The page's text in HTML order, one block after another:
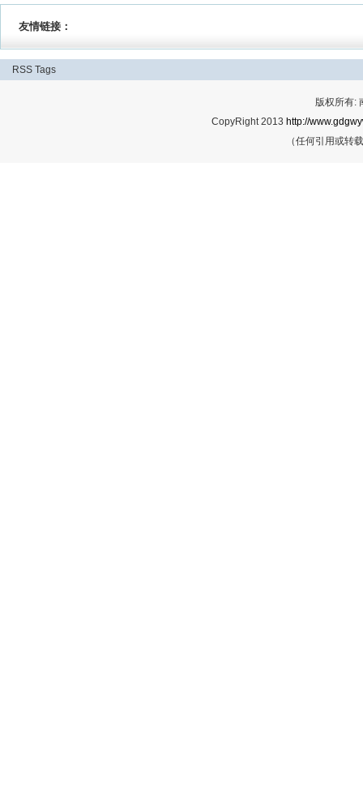
友情链接：
RSS Tags
版权所有:
CopyRight 2013 http://
（任何引用或转